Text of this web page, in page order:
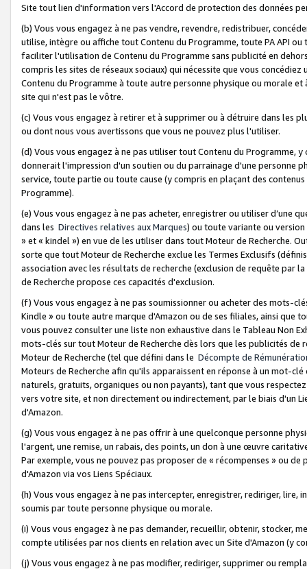
Site tout lien d'information vers l'Accord de protection des données
(b) Vous vous engagez à ne pas vendre, revendre, redistribuer,
utilise, intègre ou affiche tout Contenu du Programme, toute PA API
faciliter l'utilisation de Contenu du Programme sans publicité en
compris les sites de réseaux sociaux) qui nécessite que vous
Contenu du Programme à toute autre personne physique ou morale
site qui n'est pas le vôtre.
(c) Vous vous engagez à retirer et à supprimer ou à détruire dans les
ou dont nous vous avertissons que vous ne pouvez plus l'utiliser.
(d) Vous vous engagez à ne pas utiliser tout Contenu du Programme,
donnerait l'impression d'un soutien ou du parrainage d'une personne
service, toute partie ou toute cause (y compris en plaçant des
Programme).
(e) Vous vous engagez à ne pas acheter, enregistrer ou utiliser d’une
dans les Directives relatives aux Marques) ou toute variante ou
» et « kindel ») en vue de les utiliser dans tout Moteur de Recherche.
sorte que tout Moteur de Recherche exclue les Termes Exclusifs
association avec les résultats de recherche (exclusion de requête
de Recherche propose ces capacités d'exclusion.
(f) Vous vous engagez à ne pas soumissionner ou acheter des mots-
Kindle » ou toute autre marque d'Amazon ou de ses filiales, ainsi que
vous pouvez consulter une liste non exhaustive dans le Tableau Non
mots-clés sur tout Moteur de Recherche dès lors que les publicités de
Moteur de Recherche (tel que défini dans le Décompte de
Moteurs de Recherche afin qu'ils apparaissent en réponse à un mot-
naturels, gratuits, organiques ou non payants), tant que vous
vers votre site, et non directement ou indirectement, par le biais d'un
d'Amazon.
(g) Vous vous engagez à ne pas offrir à une quelconque personne
l'argent, une remise, un rabais, des points, un don à une œuvre
Par exemple, vous ne pouvez pas proposer de « récompenses » ou
d'Amazon via vos Liens Spéciaux.
(h) Vous vous engagez à ne pas intercepter, enregistrer, rediriger,
soumis par toute personne physique ou morale.
(i) Vous vous engagez à ne pas demander, recueillir, obtenir, stocker,
compte utilisées par nos clients en relation avec un Site d'Amazon (y
(j) Vous vous engagez à ne pas modifier, rediriger, supprimer ou